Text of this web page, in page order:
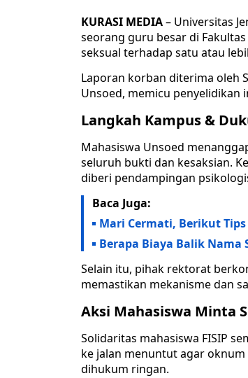
KURASI MEDIA– Universitas
seorang guru besar di
seksual terhadap satu atau
Laporan korban diterima oleh
Unsoed, memicu penyelidikan
Langkah Kampus &
Mahasiswa Unsoed
seluruh bukti dan kesaksian.
diberi pendampingan
Baca Juga:
Mari Cermati, Berikut
Berapa Biaya Balik
Selain itu, pihak rektorat
memastikan mekanisme dan
Aksi Mahasiswa Minta
Solidaritas mahasiswa FISIP
ke jalan menuntut agar
dihukum ringan.